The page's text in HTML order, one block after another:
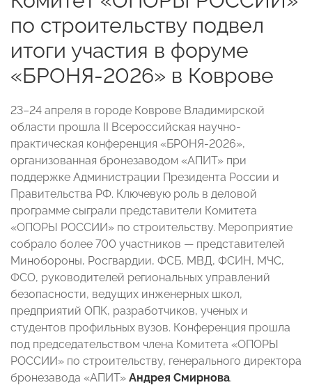
по строительству подвел
итоги участия в форуме
«БРОНЯ-2026» в Коврове
23–24 апреля в городе Коврове Владимирской
области прошла II Всероссийская научно-
практическая конференция «БРОНЯ-2026»,
организованная бронезаводом «АПИТ» при
поддержке Администрации Президента России и
Правительства РФ. Ключевую роль в деловой
программе сыграли представители Комитета
«ОПОРЫ РОССИИ» по строительству. Мероприятие
собрало более 700 участников — представителей
Минобороны, Росгвардии, ФСБ, МВД, ФСИН, МЧС,
ФСО, руководителей региональных управлений
безопасности, ведущих инженерных школ,
предприятий ОПК, разработчиков, ученых и
студентов профильных вузов. Конференция прошла
под председательством члена Комитета «ОПОРЫ
РОССИИ» по строительству, генерального директора
бронезавода «АПИТ» Андрея Смирнова.